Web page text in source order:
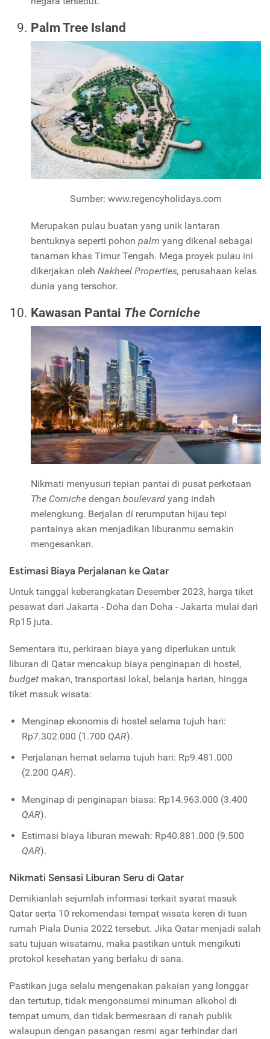
Palm Tree Island
Sumber: www.regencyholidays.com
Merupakan pulau buatan yang unik lantaran
bentuknya seperti pohon palm yang dikenal sebagai
tanaman khas Timur Tengah. Mega proyek pulau ini
dikerjakan oleh Nakheel Properties, perusahaan kelas
dunia yang tersohor.
Kawasan Pantai The Corniche
Nikmati menyusuri tepian pantai di pusat perkotaan
The Corniche dengan boulevard yang indah
melengkung. Berjalan di rerumputan hijau tepi
pantainya akan menjadikan liburanmu semakin
mengesankan.
Estimasi Biaya Perjalanan ke Qatar
Untuk tanggal keberangkatan Desember 2023, harga tiket
pesawat dari Jakarta - Doha dan Doha - Jakarta mulai dari
Rp15 juta.
Sementara itu, perkiraan biaya yang diperlukan untuk
liburan di Qatar mencakup biaya penginapan di hostel,
budget makan, transportasi lokal, belanja harian, hingga
tiket masuk wisata:
Menginap ekonomis di hostel selama tujuh hari:
Rp7.302.000 (1.700 QAR).
Perjalanan hemat selama tujuh hari: Rp9.481.000
(2.200 QAR).
Menginap di penginapan biasa: Rp14.963.000 (3.400
QAR).
Estimasi biaya liburan mewah: Rp40.881.000 (9.500
QAR).
Nikmati Sensasi Liburan Seru di Qatar
Demikianlah sejumlah informasi terkait syarat masuk
Qatar serta 10 rekomendasi tempat wisata keren di tuan
rumah Piala Dunia 2022 tersebut. Jika Qatar menjadi salah
satu tujuan wisatamu, maka pastikan untuk mengikuti
protokol kesehatan yang berlaku di sana.
Pastikan juga selalu mengenakan pakaian yang longgar
dan tertutup, tidak mengonsumsi minuman alkohol di
tempat umum, dan tidak bermesraan di ranah publik
walaupun dengan pasangan resmi agar terhindar dari